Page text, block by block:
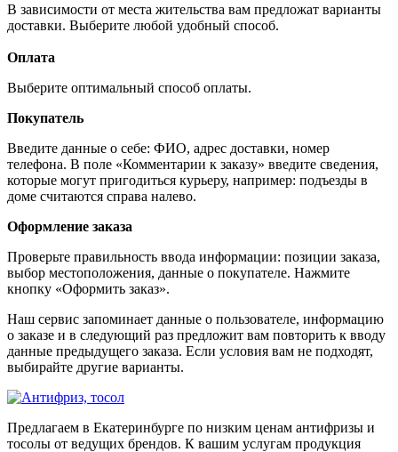
В зависимости от места жительства вам предложат варианты
доставки. Выберите любой удобный способ.
Оплата
Выберите оптимальный способ оплаты.
Покупатель
Введите данные о себе: ФИО, адрес доставки, номер
телефона. В поле «Комментарии к заказу» введите сведения,
которые могут пригодиться курьеру, например: подъезды в
доме считаются справа налево.
Оформление заказа
Проверьте правильность ввода информации: позиции заказа,
выбор местоположения, данные о покупателе. Нажмите
кнопку «Оформить заказ».
Наш сервис запоминает данные о пользователе, информацию
о заказе и в следующий раз предложит вам повторить к вводу
данные предыдущего заказа. Если условия вам не подходят,
выбирайте другие варианты.
Предлагаем в Екатеринбурге по низким ценам антифризы и
тосолы от ведущих брендов. К вашим услугам продукция